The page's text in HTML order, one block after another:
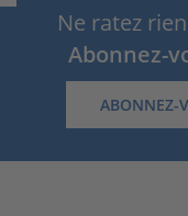
Ne ratez
Abonnez-
ABONNEZ-